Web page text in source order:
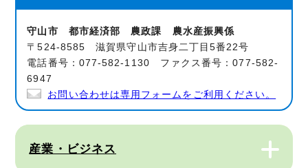
守山市 都市経済部 農政課 農水産振興係
〒524-8585 滋賀県守山市吉身二丁目5番22号
電話番号：077-582-1130 ファクス番号：077-582-
6947
お問い合わせは専用フォームをご利用ください。
産業・ビジネス